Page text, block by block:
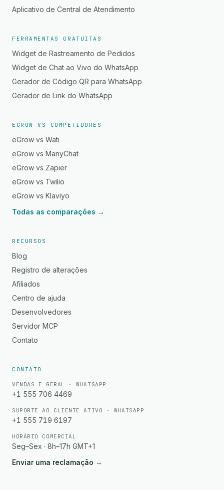
Aplicativo de Central de Atendimento
FERRAMENTAS GRATUITAS
Widget de Rastreamento de Pedidos
Widget de Chat ao Vivo do WhatsApp
Gerador de Código QR para WhatsApp
Gerador de Link do WhatsApp
EGROW VS COMPETIDORES
eGrow vs Wati
eGrow vs ManyChat
eGrow vs Zapier
eGrow vs Twilio
eGrow vs Klaviyo
Todas as comparações →
RECURSOS
Blog
Registro de alterações
Afiliados
Centro de ajuda
Desenvolvedores
Servidor MCP
Contato
CONTATO
VENDAS E GERAL · WHATSAPP
+1 555 706 4469
SUPORTE AO CLIENTE ATIVO · WHATSAPP
+1 555 719 6197
HORÁRIO COMERCIAL
Seg–Sex · 8h–17h GMT+1
Enviar uma reclamação →